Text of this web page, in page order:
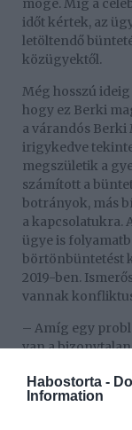
Habostorta -
Information
mögé. Míg a
időt kértek, az
letöltendő
közügyektől.
Még hosszú
hogy ez Berki
a várandós Berki
irigykedve
megszületik a
számított a
botrányok, más
a kapcsolatukra.
ügye is
börtönbüntetést
2019-ben.
vannak
– Amíg egy
van a
előidézhet az
Balázs life
érzelmi